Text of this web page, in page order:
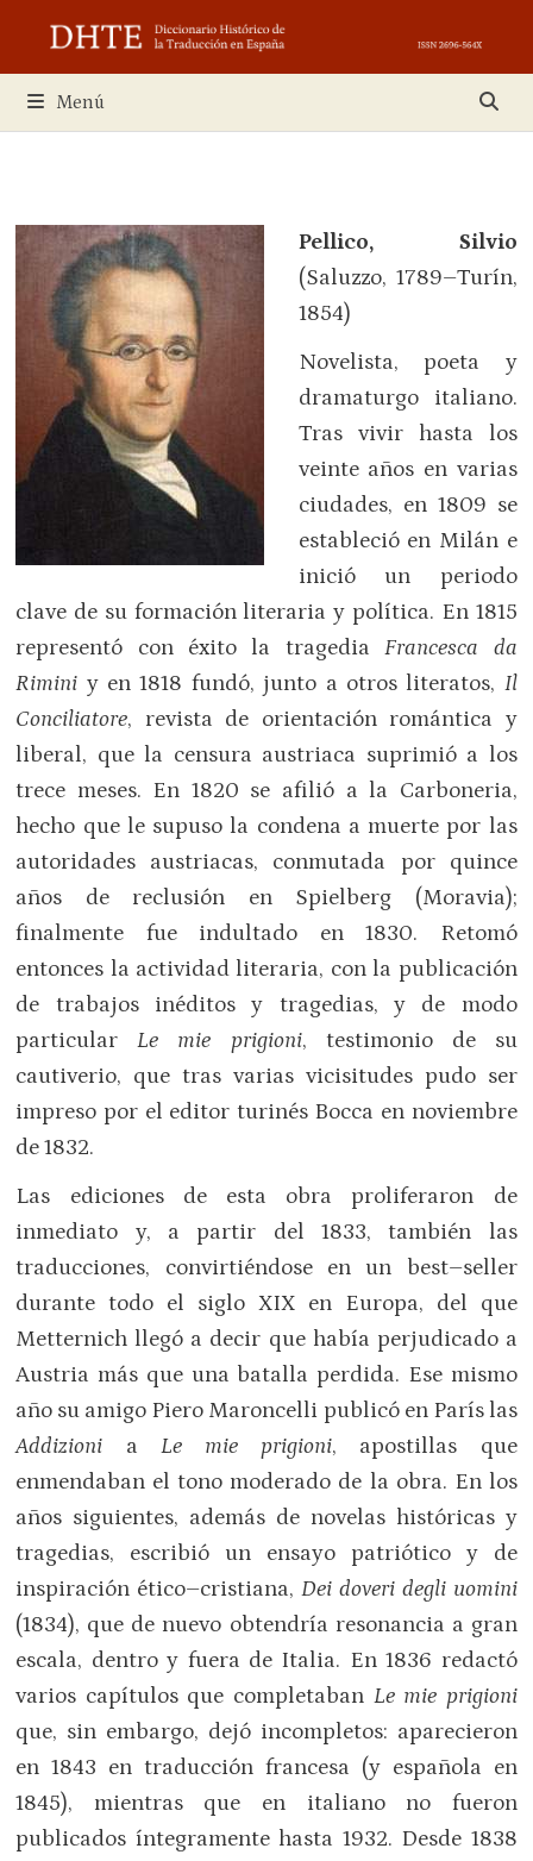
contenido
Menú
Pellico, Silvio
(Saluzzo, 1789–Turín,
1854)
Novelista, poeta y
dramaturgo italiano.
Tras vivir hasta los
veinte años en varias
ciudades, en 1809 se
estableció en Milán e
inició un periodo
clave de su formación literaria y política. En 1815
representó con éxito la tragediaFrancesca da
Rimini y en 1818 fundó, junto a otros literatos, Il
Conciliatore, revista de orientación romántica y
liberal, que la censura austriaca suprimió a los
trece meses. En 1820 se afilió a la Carboneria,
hecho que le supuso la condena a muerte por las
autoridades austriacas, conmutada por quince
años de reclusión en Spielberg (Moravia);
finalmente fue indultado en 1830. Retomó
entonces la actividad literaria, con la publicación
de trabajos inéditos y tragedias, y de modo
particularLe mie prigioni, testimonio de su
cautiverio, que tras varias vicisitudes pudo ser
impreso por el editor turinés Bocca en noviembre
de 1832.
Las ediciones de esta obra proliferaron de
inmediato y, a partir del 1833, también las
traducciones, convirtiéndose en un best–seller
durante todo el siglo XIX en Europa, del que
Metternich llegó a decir que había perjudicado a
Austria más que una batalla perdida. Ese mismo
año su amigo Piero Maroncelli publicó en París las
Addizioni a Le mie prigioni, apostillas que
enmendaban el tono moderado de la obra. En los
años siguientes, además de novelas históricas y
tragedias, escribió un ensayo patriótico y de
inspiración ético–cristiana,Dei doveri degli uomini
(1834), que de nuevo obtendría resonancia a gran
escala, dentro y fuera de Italia. En 1836 redactó
varios capítulos que completaban Le mie prigioni
que, sin embargo, dejó incompletos: aparecieron
en 1843 en traducción francesa (y española en
1845), mientras que en italiano no fueron
publicados íntegramente hasta 1932. Desde 1838